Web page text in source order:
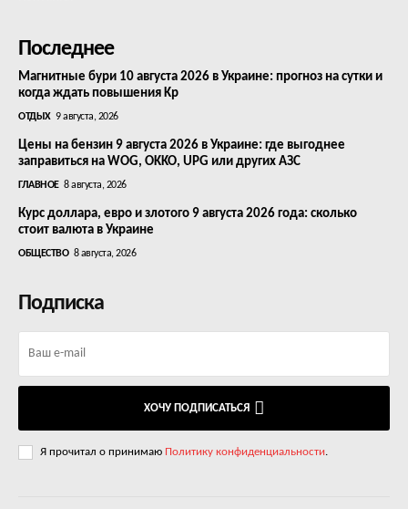
Последнее
Магнитные бури 10 августа 2026 в Украине: прогноз на сутки и
когда ждать повышения Kp
ОТДЫХ 9 августа, 2026
Цены на бензин 9 августа 2026 в Украине: где выгоднее
заправиться на WOG, OKKO, UPG или других АЗС
ГЛАВНОЕ 8 августа, 2026
Курс доллара, евро и злотого 9 августа 2026 года: сколько
стоит валюта в Украине
ОБЩЕСТВО 8 августа, 2026
Подписка
ХОЧУ ПОДПИСАТЬСЯ
Я прочитал о принимаю Политику конфиденциальности.